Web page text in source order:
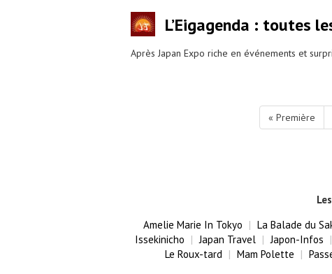
L’Eigagenda : toutes
Après Japan Expo riche en événements et
« Première
Amelie Marie In Tokyo
La Balade du
Issekinicho
Japan Travel Japon-Infos
Le Roux-tard
Mam Polette